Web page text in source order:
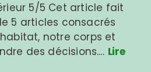
5/5 Cet article fait
5 articles consacrés
notre corps et
des décisions.… Lire